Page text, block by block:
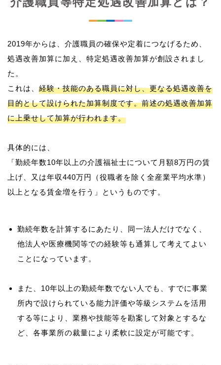
2019年からは、介護職員の確保や定着につなげるため、
処遇改善加算に加え、特定処遇改善加算が創設されまし
た。
これは、 経験・技能のある職員に対し、更なる処遇改善を
目的として設けられた加算制度です。前述の処遇改善加算
に上乗せして加算が行われます。
具体的には、
「勤続年数10年以上の介護福祉士について月額8万円の賃
上げ、又は年収440万円（役職者を除く全産業平均水準）
勤続年数を計算するにあたり、同一法人だけでなく、
他法人や医療機関等での経験等も通算して考えてよい
ことになっています。
また、10年以上の勤続年数でない人でも、すでに事業
所内で設けられている能力評価や等級システムを活用
する等により、業務や技能等を勘案して対象とするな
ど、各事業所の裁量により柔軟に設定が可能です。